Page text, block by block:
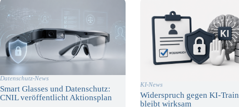
Datenschutz-News
Smart Glasses und Datenschutz:
CNIL veröffentlicht Aktionsplan
KI-News
Widerspruch gegen KI-
bleibt wirksam